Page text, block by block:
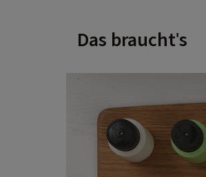
Das braucht's